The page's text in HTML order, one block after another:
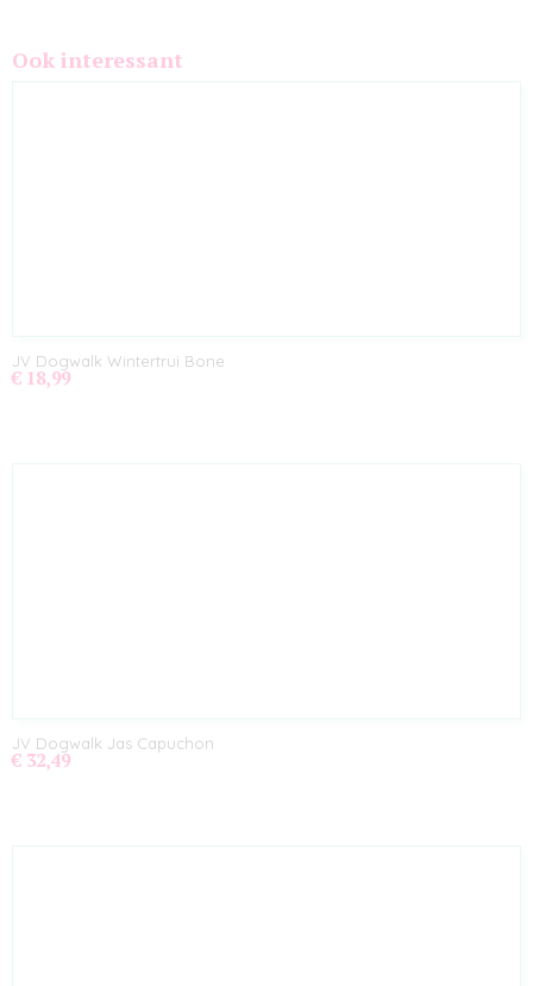
Ook interessant
JV Dogwalk Wintertrui Bone
€ 18,99
JV Dogwalk Jas Capuchon
€ 32,49